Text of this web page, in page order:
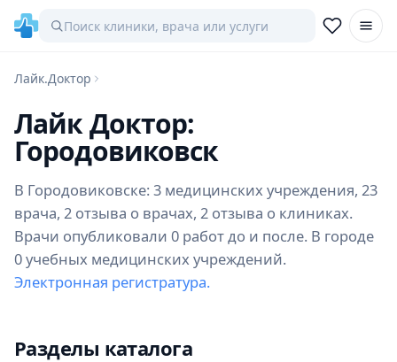
Лайк.Доктор
Лайк Доктор:
Городовиковск
В Городовиковске: 3 медицинских учреждения, 23
врача, 2 отзыва о врачах, 2 отзыва о клиниках.
Врачи опубликовали 0 работ до и после. В городе
0 учебных медицинских учреждений.
Электронная регистратура.
Разделы каталога